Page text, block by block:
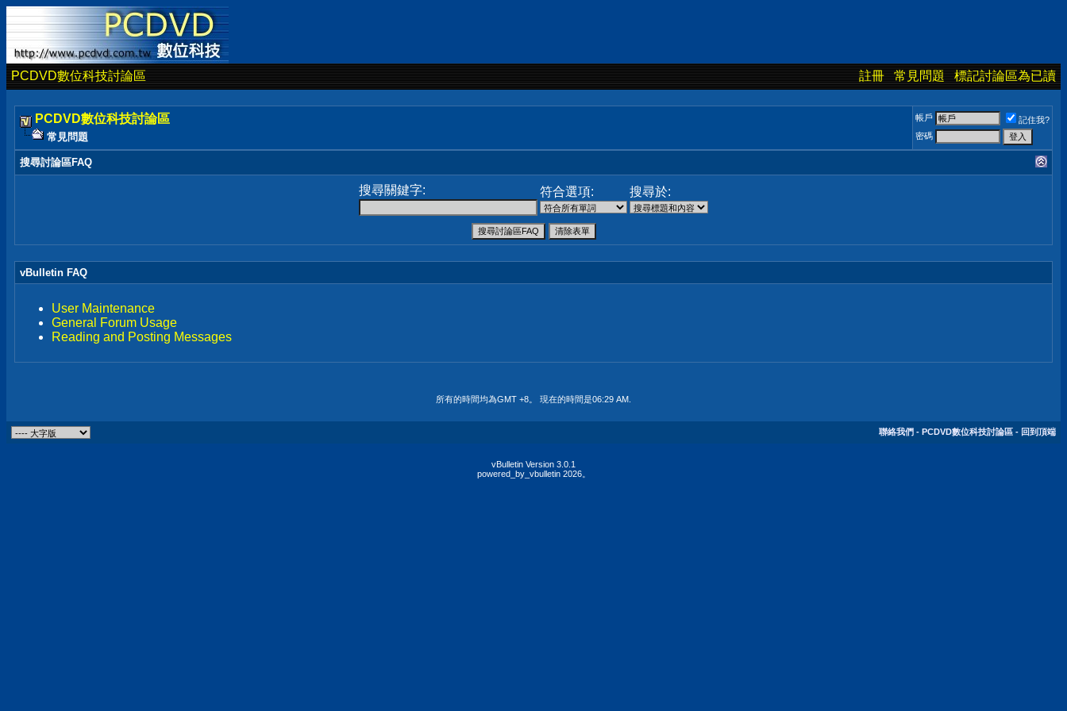
PCDVD數位科技討論區 註冊 常見問題 標記討論區為已讀
PCDVD數位科技討論區
常見問題
帳戶
記住我?
密碼
搜尋討論區FAQ
搜尋關鍵字: 符合選項: 搜尋於:
vBulletin FAQ
User Maintenance
General Forum Usage
Reading and Posting Messages
所有的時間均為GMT +8。 現在的時間是06:29 AM
聯絡我們 - PCDVD數位科技討論區 - 回到頂端
vBulletin Version 3.0.1
powered_by_vbulletin 2026。